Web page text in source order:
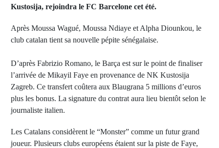
Kustosija, rejoindra le FC Barcelone cet été.
Après Moussa Wagué, Moussa Ndiaye et Alpha Diounkou, le
club catalan tient sa nouvelle pépite sénégalaise.
D’après Fabrizio Romano, le Barça est sur le point de finaliser
l’arrivée de Mikayil Faye en provenance de NK Kustosija
Zagreb. Ce transfert coûtera aux Blaugrana 5 millions d’euros
plus les bonus. La signature du contrat aura lieu bientôt selon le
journaliste italien.
Les Catalans considèrent le “Monster” comme un futur grand
joueur. Plusieurs clubs européens étaient sur la piste de Faye,